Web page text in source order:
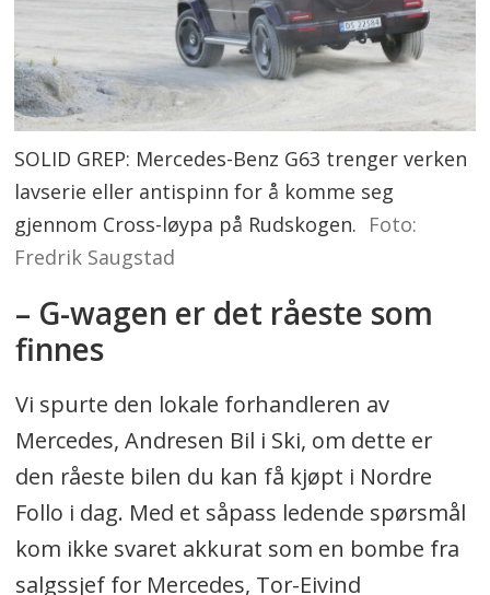
SOLID GREP: Mercedes-Benz G63 trenger verken
lavserie eller antispinn for å komme seg
gjennom Cross-løypa på Rudskogen. Foto:
Fredrik Saugstad
– G-wagen er det råeste som
finnes
Vi spurte den lokale forhandleren av
Mercedes, Andresen Bil i Ski, om dette er
den råeste bilen du kan få kjøpt i Nordre
Follo i dag. Med et såpass ledende spørsmål
kom ikke svaret akkurat som en bombe fra
salgssjef for Mercedes, Tor-Eivind